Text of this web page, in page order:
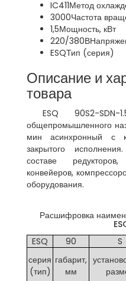
IC411Метод
3000Частота
1,5Мощность, кВт
220/380В
ESQТип (серия)
Описание и
товара
ESQ 90S2-SDN-
общепромышленного
мин асинхронный с
закрытого
составе
конвейеров,
оборудования.
Расшифровка
ESQ
90 S
серия
(тип)
габарит,
мм